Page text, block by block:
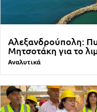
Αλεξανδρούπολη:
Μητσοτάκη για το
Αναλυτικά